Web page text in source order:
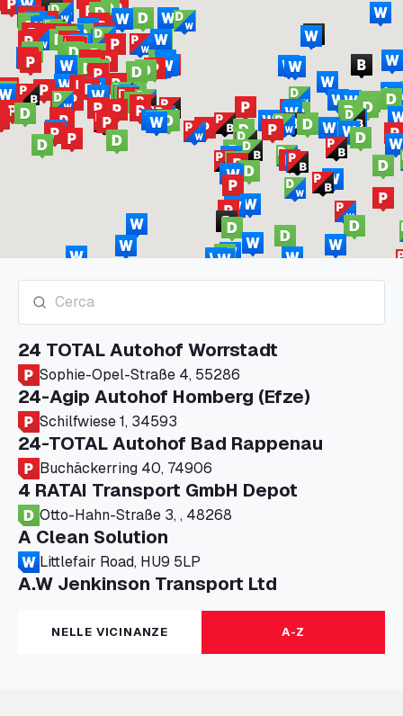
24 TOTAL Autohof Worrstadt
Sophie-Opel-Straße 4, 55286
24-Agip Autohof Homberg (Efze)
Schilfwiese 1, 34593
24-TOTAL Autohof Bad Rappenau
Buchäckerring 40, 74906
4 RATAI Transport GmbH Depot
Otto-Hahn-Straße 3, , 48268
A Clean Solution
Littlefair Road, HU9 5LP
A.W Jenkinson Transport Ltd
Progress House, ME11 5GA
A+G Nettetal - Depot Parking
Am Panneschopp 7, 41334
NELLE VICINANZE A-Z